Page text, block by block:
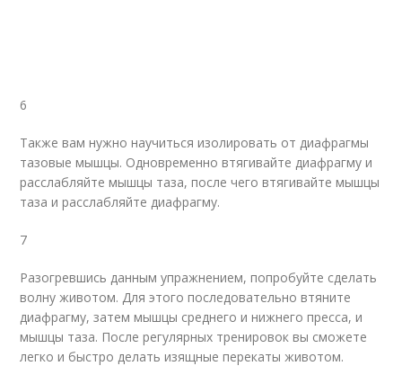
6
Также вам нужно научиться изолировать от диафрагмы
тазовые мышцы. Одновременно втягивайте диафрагму и
расслабляйте мышцы таза, после чего втягивайте мышцы
таза и расслабляйте диафрагму.
7
Разогревшись данным упражнением, попробуйте сделать
волну животом. Для этого последовательно втяните
диафрагму, затем мышцы среднего и нижнего пресса, и
мышцы таза. После регулярных тренировок вы сможете
легко и быстро делать изящные перекаты животом.